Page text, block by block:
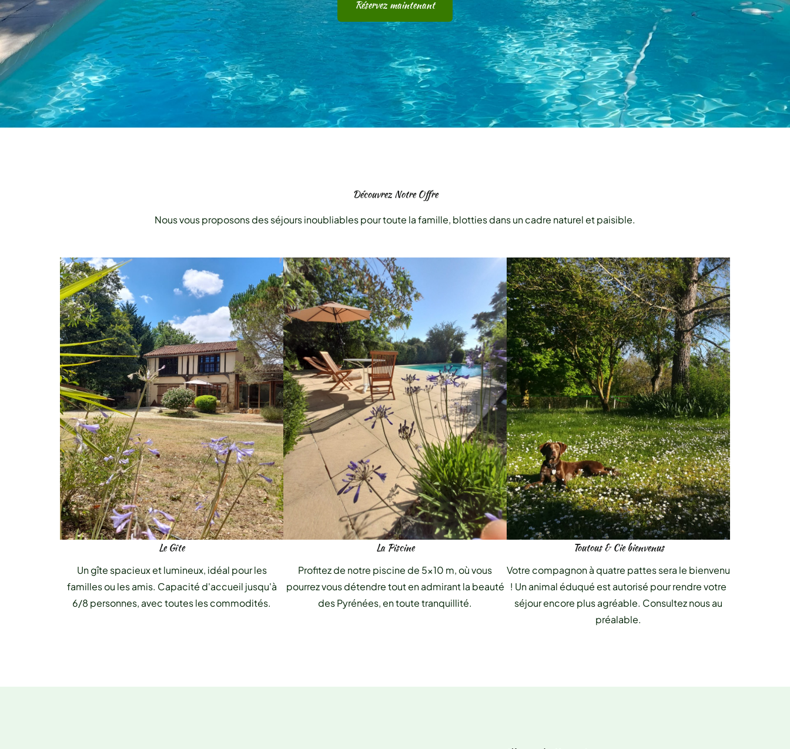
Réservez maintenant
Découvrez Notre Offre
Nous vous proposons des séjours inoubliables pour toute la famille, blotties dans un cadre naturel et paisible.
Le Gîte
Un gîte spacieux et lumineux, idéal pour les
familles ou les amis. Capacité d'accueil jusqu'à
6/8 personnes, avec toutes les commodités.
La Piscine
Profitez de notre piscine de 5x10 m, où vous
pourrez vous détendre tout en admirant la beauté
des Pyrénées, en toute tranquillité.
Toutous & Cie bienvenus
Votre compagnon à quatre pattes sera le bienvenu
! Un animal éduqué est autorisé pour rendre votre
séjour encore plus agréable. Consultez nous au
préalable.